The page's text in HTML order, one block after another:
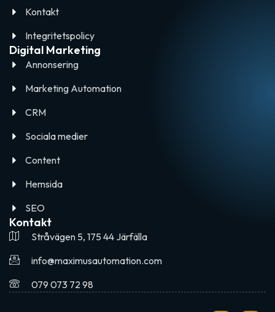
Kontakt
Integritetspolicy
Digital Marketing
Annonsering
Marketing Automation
CRM
Sociala medier
Content
Hemsida
SEO
Kontakt
Stråvägen 5, 175 44 Järfälla
info@maximusautomation.com
079 073 72 98